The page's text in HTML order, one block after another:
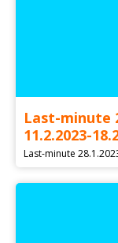
Last-minute
11.2.2023-